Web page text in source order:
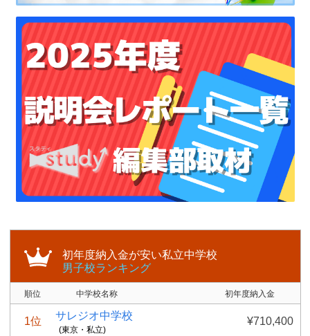
初年度納入金が安い私立中学校
男子校ランキング
順位 中学校名称 初年度納入金
1位 サレジオ中学校
(東京・私立)
¥710,400